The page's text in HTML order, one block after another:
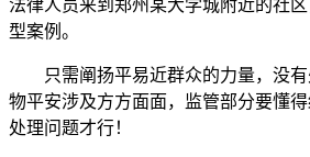
法律人员来到郑州某大学城附近的社
型案例。
只需阐扬平易近群众的力量，没有
物平安涉及方方面面，监管部分要懂
处理问题才行！